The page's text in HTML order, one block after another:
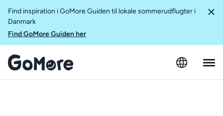
Find inspiration i GoMore Guiden til lokale sommerudflugter i
Danmark
Find GoMore Guiden her